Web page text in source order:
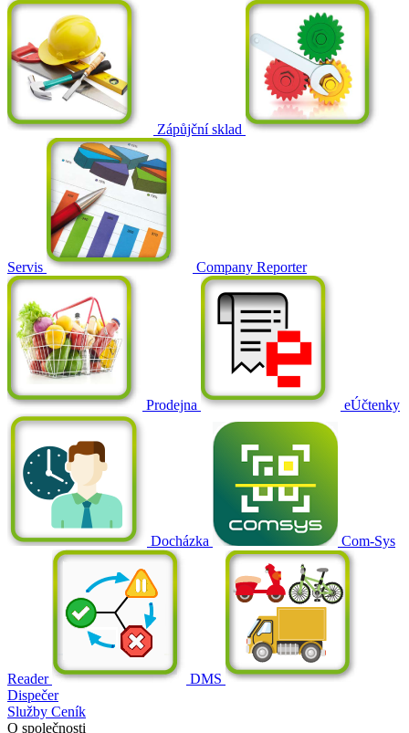
Zápůjční sklad
Servis Company Reporter
Prodejna eÚčtenky
Docházka Com-Sys
Reader
DMS
Dispečer
Služby Ceník
O společnosti